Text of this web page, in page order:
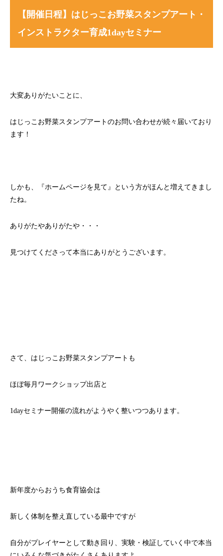
【開催日程】はじっこお野菜スタンプアート・
インストラクター育成1dayセミナー
大変ありがたいことに、
はじっこお野菜スタンプアートのお問い合わせが続々届いており
ます！
しかも、『ホームページを見て』という方がほんと増えてきまし
たね。
ありがたやありがたや・・・
見つけてくださって本当にありがとうございます。
さて、はじっこお野菜スタンプアートも
ほぼ毎月ワークショップ出店と
1dayセミナー開催の流れがようやく整いつつあります。
新年度からおうち食育協会は
新しく体制を整え直している最中ですが
自分がプレイヤーとして動き回り、実験・検証していく中で本当